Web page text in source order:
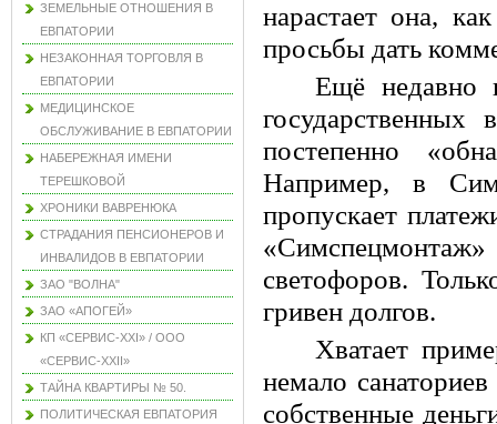
ЗЕМЕЛЬНЫЕ ОТНОШЕНИЯ В
ЕВПАТОРИИ
НЕЗАКОННАЯ ТОРГОВЛЯ В
ЕВПАТОРИИ
МЕДИЦИНСКОЕ
ОБСЛУЖИВАНИЕ В ЕВПАТОРИИ
НАБЕРЕЖНАЯ ИМЕНИ
ТЕРЕШКОВОЙ
ХРОНИКИ ВАВРЕНЮКА
СТРАДАНИЯ ПЕНСИОНЕРОВ И
ИНВАЛИДОВ В ЕВПАТОРИИ
ЗАО "ВОЛНА"
ЗАО «АПОГЕЙ»
КП «СЕРВИС-XXI» / ООО
«СЕРВИС-XXII»
ТАЙНА КВАРТИРЫ № 50.
ПОЛИТИЧЕСКАЯ ЕВПАТОРИЯ
нарастает она,
просьбы дать
Ещё недавно
постепенно
Например, в
пропускает
светофоров.
гривен долгов.
Хватает
немало
собственные